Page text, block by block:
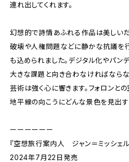
連れ出してくれます。
幻想的で詩情あふれる作品は美しい
破壊や人権問題などに静かな抗議を
も込められました。デジタル化やパン
大きな課題と向き合わなければならな
芸術は強く心に響きます。フォロンと
地平線の向こうにどんな景色を見出す
ーーーーーー
『空想旅行案内人 ジャン＝ミッシェル
2024年7月22日発売